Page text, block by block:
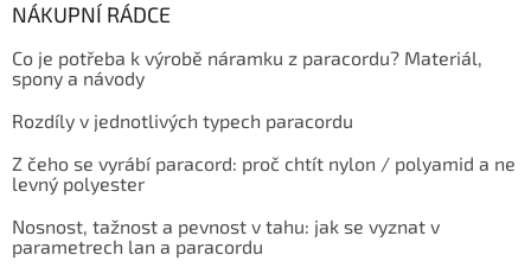
NÁKUPNÍ RÁDCE
Co je potřeba k výrobě náramku z paracordu? Materiál,
spony a návody
Rozdíly v jednotlivých typech paracordu
Z čeho se vyrábí paracord: proč chtít nylon / polyamid a ne
levný polyester
Nosnost, tažnost a pevnost v tahu: jak se vyznat v
parametrech lan a paracordu